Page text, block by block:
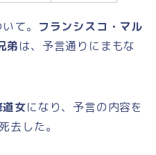
て。 フランシスコ・マル
弟は、予言通りにまもな
道女になり、予言の内容を
去した。